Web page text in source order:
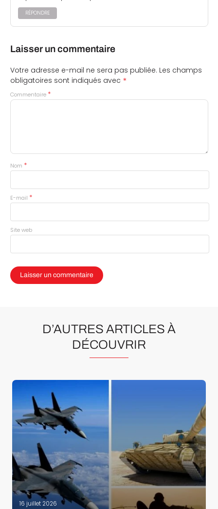
RÉPONDRE
Laisser un commentaire
Votre adresse e-mail ne sera pas publiée. Les champs
obligatoires sont indiqués avec *
Commentaire *
Nom *
E-mail *
Site web
D’AUTRES ARTICLES À
DÉCOUVRIR
16 juillet 2026